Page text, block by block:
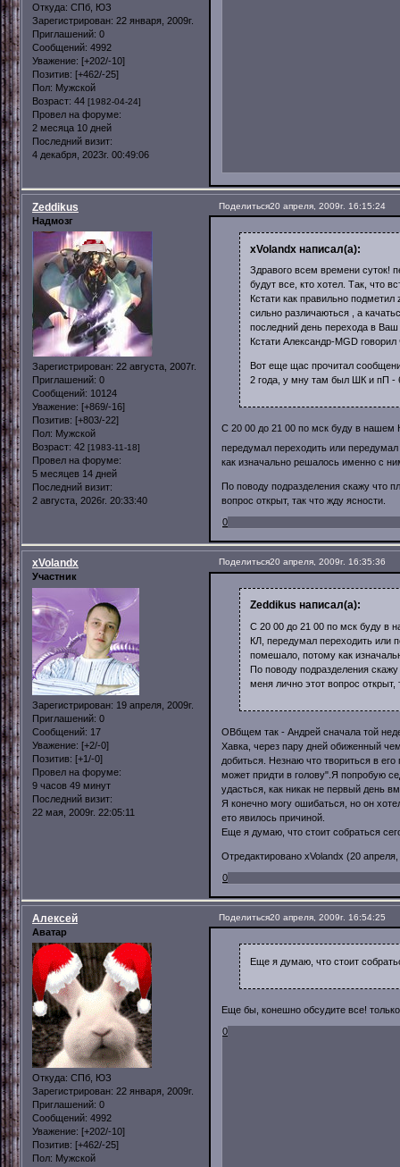
Откуда: СПб, ЮЗ
Зарегистрирован: 22 января, 2009г.
Приглашений: 0
Сообщений: 4992
Уважение: [+202/-10]
Позитив: [+462/-25]
Пол: Мужской
Возраст: 44 [1982-04-24]
Провел на форуме:
2 месяца 10 дней
Последний визит:
4 декабря, 2023г. 00:49:06
Поделиться20 апреля, 2009г. 16:15:24
Zeddikus
Надмозг
Зарегистрирован: 22 августа, 2007г.
Приглашений: 0
Сообщений: 10124
Уважение: [+869/-16]
Позитив: [+803/-22]
Пол: Мужской
Возраст: 42 [1983-11-18]
Провел на форуме:
5 месяцев 14 дней
Последний визит:
2 августа, 2026г. 20:33:40
xVolandx написал(а):
Здравого всем времени суток!
будут все, кто хотел. Так, что
Кстати как правильно
сильно различаються , а
последний день перехода в Ваш
Кстати Александр-MGD
Вот еще щас прочитал
2 года, у мну там был ШК и пП -
С 20 00 до 21 00 по мск буду в нашем
передумал переходить или
как изначально решалось именно с
По поводу подразделения скажу что
вопрос открыт, так что жду ясности.
0
Поделиться20 апреля, 2009г. 16:35:36
xVolandx
Участник
Зарегистрирован: 19 апреля, 2009г.
Приглашений: 0
Сообщений: 17
Уважение: [+2/-0]
Позитив: [+1/-0]
Провел на форуме:
9 часов 49 минут
Последний визит:
22 мая, 2009г. 22:05:11
Zeddikus написал(а):
С 20 00 до 21 00 по мск буду в
КЛ, передумал переходить или
помешало, потому как
По поводу подразделения
меня лично этот вопрос открыт,
ОВбщем так - Андрей сначала той
Хавка, через пару дней обиженный
добиться. Незнаю что твориться в
может придти в голову".Я попробую
удасться, как никак не первый день
Я конечно могу ошибаться, но он
ето явилось причиной.
Еще я думаю, что стоит собраться
Отредактировано xVolandx (20 апреля,
0
Поделиться20 апреля, 2009г. 16:54:25
Алексей
Аватар
Откуда: СПб, ЮЗ
Зарегистрирован: 22 января, 2009г.
Приглашений: 0
Сообщений: 4992
Уважение: [+202/-10]
Позитив: [+462/-25]
Пол: Мужской
Еще я думаю, что стоит
Еще бы, конешно обсудите все!
0